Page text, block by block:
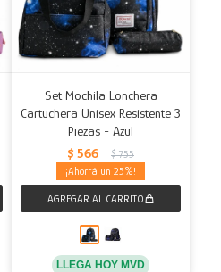
Set Mochila Lonchera
Cartuchera Unisex Resistente 3
Piezas - Azul
$ 566 $ 755
25
LLEGA HOY MVD